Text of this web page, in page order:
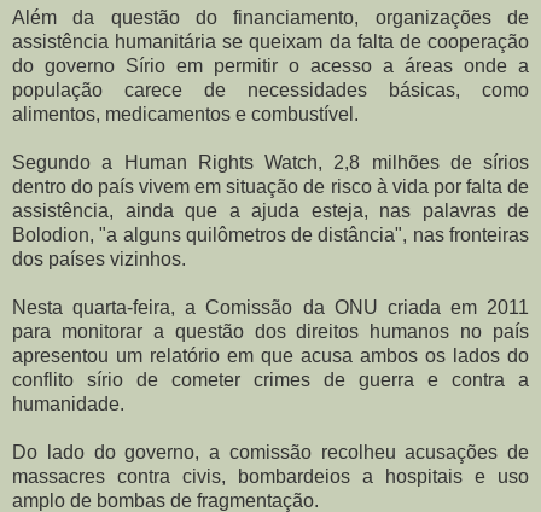
Além da questão do financiamento, organizações de
assistência humanitária se queixam da falta de cooperação
do governo Sírio em permitir o acesso a áreas onde a
população carece de necessidades básicas, como
alimentos, medicamentos e combustível.
Segundo a Human Rights Watch, 2,8 milhões de sírios
dentro do país vivem em situação de risco à vida por falta de
assistência, ainda que a ajuda esteja, nas palavras de
Bolodion, "a alguns quilômetros de distância", nas fronteiras
dos países vizinhos.
Nesta quarta-feira, a Comissão da ONU criada em 2011
para monitorar a questão dos direitos humanos no país
apresentou um relatório em que acusa ambos os lados do
conflito sírio de cometer crimes de guerra e contra a
humanidade.
Do lado do governo, a comissão recolheu acusações de
massacres contra civis, bombardeios a hospitais e uso
amplo de bombas de fragmentação.